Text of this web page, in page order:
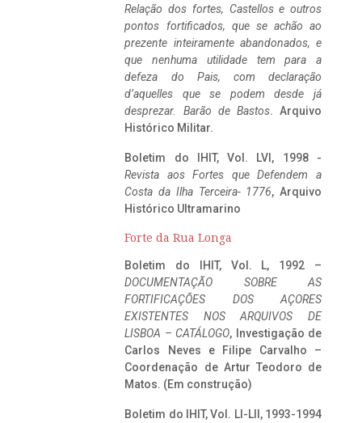
Relação dos fortes, Castellos e outros
pontos fortificados, que se achão ao
prezente inteiramente abandonados, e
que nenhuma utilidade tem para a
defeza do Pais, com declaração
d’aquelles que se podem desde já
desprezar. Barão de Bastos. Arquivo
Histórico Militar.
Boletim do IHIT, Vol. LVI, 1998 -
Revista aos Fortes que Defendem a
Costa da Ilha Terceira- 1776, Arquivo
Histórico Ultramarino
Forte da Rua Longa
Boletim do IHIT, Vol. L, 1992 –
DOCUMENTAÇÃO SOBRE AS
FORTIFICAÇÕES DOS AÇORES
EXISTENTES NOS ARQUIVOS DE
LISBOA – CATÁLOGO, Investigação de
Carlos Neves e Filipe Carvalho –
Coordenação de Artur Teodoro de
Matos. (Em construção)
Boletim do IHIT, Vol. LI-LII, 1993-1994